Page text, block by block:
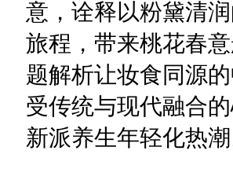
意，诠释以粉黛清
旅程，带来桃花春
题解析让妆食同源
受传统与现代融合
新派养生年轻化热潮